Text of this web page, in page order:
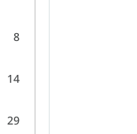
8
14
29